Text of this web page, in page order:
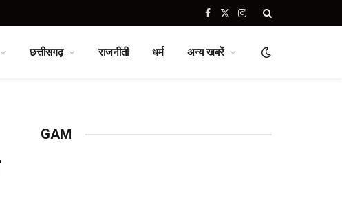
Facebook
X
Instagram
छत्तीसगढ़ राजनीती धर्म अन्य खबरें
GAM